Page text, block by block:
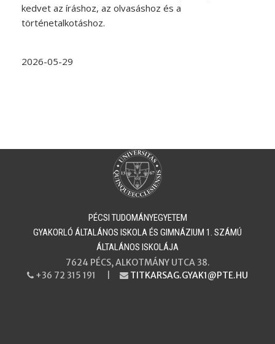
kedvet az íráshoz, az olvasáshoz és a
történetalkotáshoz.
2026-05-29
PÉCSI TUDOMÁNYEGYETEM
​​​​​​​GYAKORLÓ ÁLTALÁNOS ISKOLA ÉS GIMNÁZIUM 1. SZÁMÚ
ÁLTALÁNOS ISKOLÁJA
7624 PÉCS, ALKOTMÁNY UTCA 38.
PHONE
+36 72 315 191 | EMAIL
TITKARSAG.GYAK1@PTE.HU